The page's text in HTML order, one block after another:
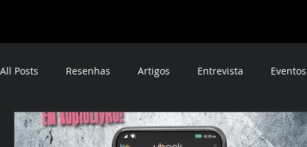
All Posts Resenhas Artigos Entrevista Eventos
ebook audiobook